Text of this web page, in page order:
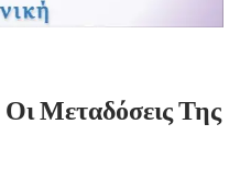
Μεταδόσεις Της